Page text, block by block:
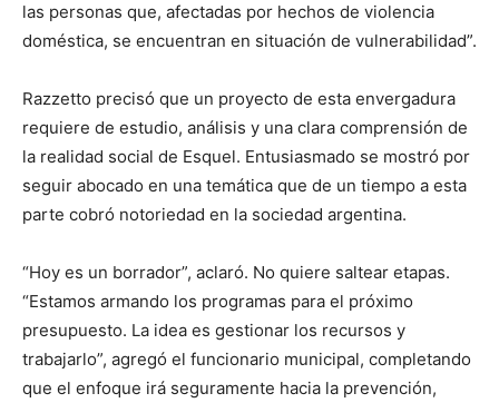
las personas que, afectadas por hechos de violencia
doméstica, se encuentran en situación de vulnerabilidad”.
Razzetto precisó que un proyecto de esta envergadura
requiere de estudio, análisis y una clara comprensión de
la realidad social de Esquel. Entusiasmado se mostró por
seguir abocado en una temática que de un tiempo a esta
parte cobró notoriedad en la sociedad argentina.
“Hoy es un borrador”, aclaró. No quiere saltear etapas.
“Estamos armando los programas para el próximo
presupuesto. La idea es gestionar los recursos y
trabajarlo”, agregó el funcionario municipal, completando
que el enfoque irá seguramente hacia la prevención,